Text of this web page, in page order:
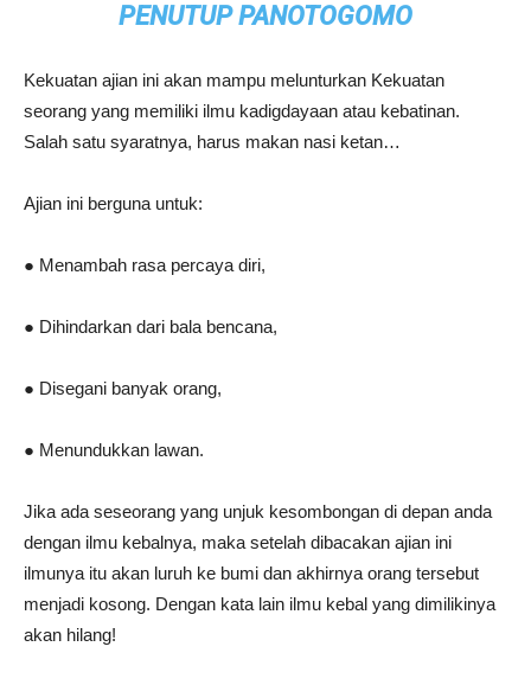
PENUTUP PANOTOGOMO
Kekuatan ajian ini akan mampu melunturkan Kekuatan
seorang yang memiliki ilmu kadigdayaan atau kebatinan.
Salah satu syaratnya, harus makan nasi ketan…
Ajian ini berguna untuk:
● Menambah rasa percaya diri,
● Dihindarkan dari bala bencana,
● Disegani banyak orang,
● Menundukkan lawan.
Jika ada seseorang yang unjuk kesombongan di depan anda
dengan ilmu kebalnya, maka setelah dibacakan ajian ini
ilmunya itu akan luruh ke bumi dan akhirnya orang tersebut
menjadi kosong. Dengan kata lain ilmu kebal yang dimilikinya
akan hilang!